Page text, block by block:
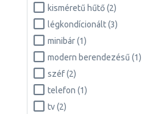
kisméretű hűtő (2)
légkondícionált (3)
minibár (1)
modern berendezésű (1)
széf (2)
telefon (1)
tv (2)